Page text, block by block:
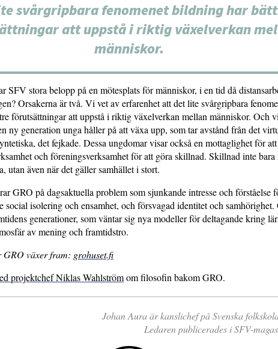
svårgripbara fenomenet bildning har
att uppstå i riktig växelverkan
människor.
SFV stora belopp på en mötesplats för människor, i en tid då
Orsakerna är två. Vi vet av erfarenhet att det lite svårgripbara
förutsättningar att uppstå i riktig växelverkan mellan människor. Och
ny generation unga håller på att växa upp, som tar avstånd från det
det fejkade. Dessa ungdomar visar också en mottaglighet för
och föreningsverksamhet för att göra skillnad. Skillnad inte bara
utan även när det gäller samhället i stort.
GRO på dagsaktuella problem som sjunkande intresse och förståelse
social isolering och ensamhet, och försvagad identitet och
generationer, som väntar sig nya modeller för deltagande kring
av mening och framtidstro.
GRO växer fram: grohuset.fi
projektchef Niklas Wahlströmom filosofin bakom GRO.
Johan Aura är kanslichef på Svenska
Ledaren publicerades i SFV-